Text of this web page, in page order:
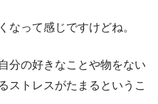
なって感じですけどね。
分の好きなことや物をない
ストレスがたまるというこ